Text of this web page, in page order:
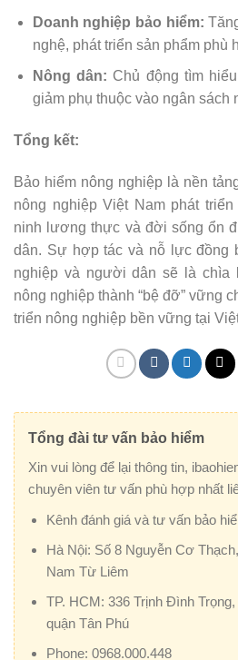
Doanh nghiệp bảo hiểm:
nghệ, phát triển sản phẩm phù
Nông dân: Chủ động tìm
giảm phụ thuộc vào ngân sách
Tổng kết:
Bảo hiểm nông nghiệp là nền
nông nghiệp Việt Nam phát
ninh lương thực và đời sống ổn
dân. Sự hợp tác và nỗ lực đồng
nghiệp và người dân sẽ là chìa
nông nghiệp thành “bệ đỡ” vững
triển nông nghiệp bền vững tại
Tổng đài tư vấn bảo hiểm
Xin vui lòng để lại thông tin,
chuyên viên tư vấn phù hợp nhất
Kênh đánh giá và tư vấn bảo
Hà Nội: Số 8 Nguyễn Cơ
Nam Từ Liêm
TP. HCM: 336 Trịnh Đình
quận Tân Phú
Phone: 0968.000.448